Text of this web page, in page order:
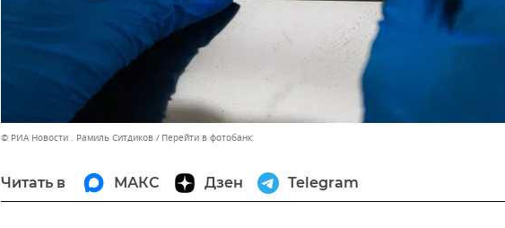
© РИА Новости . Рамиль Ситдиков Перейти в фотобанк
Читать в МАКС Дзен Telegram